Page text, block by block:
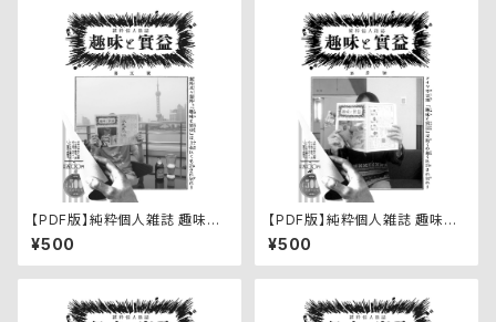
【PDF版】純粋個人雑誌 趣味と
実益 第五號
¥500
【PDF版】純粋個人雑誌 趣味と
実益 第参號
¥500